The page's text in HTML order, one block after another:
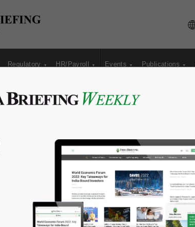
Regulatory HR/Payroll Events Publications